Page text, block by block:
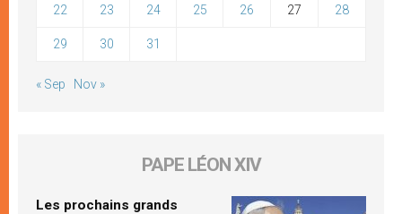
22 23 24 25 26 27 28
29 30 31
« Sep Nov »
PAPE LÉON XIV
Les prochains grands